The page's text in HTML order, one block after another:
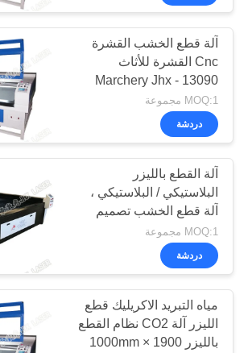
أخبار
نتحدث
الآن
COMPANY
NEWS
خريطة
الموقع
سياسة
الخصوصية
آلة تصوير بالليزر
38
سرير قطع الليزر
26
آلة قطع الخشب القشرة
Cnc القشرة للأثاث
Marchery Jhx - 13090
MOQ:1 مجموعة
دردشة
آلة القطع بالليزر
البلاستيكي / البلاستيكي ،
آلة قطع الخشب تصميم
الخشب بالليزر
MOQ:1 مجموعة
دردشة
مياه التبريد الاكريليك قطع
الليزر آلة CO2 نظام القطع
بالليزر 1900 × 1000mm